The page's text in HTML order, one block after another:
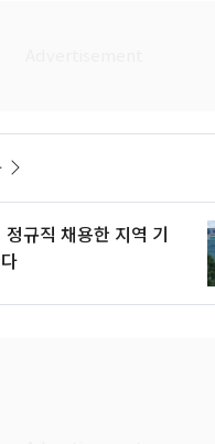
규직 채용한 지역 기